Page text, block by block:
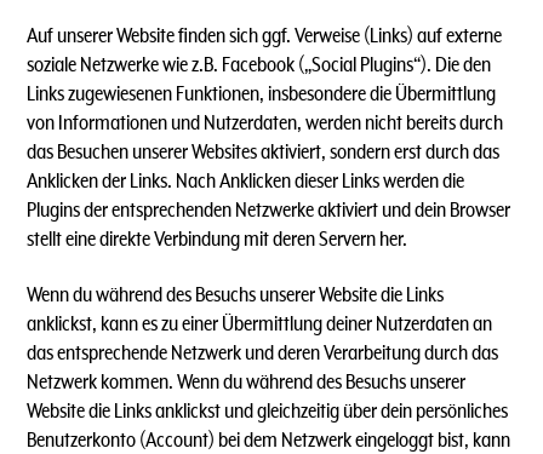
Auf unserer Website finden sich ggf. Verweise (Links) auf externe
soziale Netzwerke wie z.B. Facebook („Social Plugins“). Die den
Links zugewiesenen Funktionen, insbesondere die Übermittlung
von Informationen und Nutzerdaten, werden nicht bereits durch
das Besuchen unserer Websites aktiviert, sondern erst durch das
Anklicken der Links. Nach Anklicken dieser Links werden die
Plugins der entsprechenden Netzwerke aktiviert und dein Browser
stellt eine direkte Verbindung mit deren Servern her.
Wenn du während des Besuchs unserer Website die Links
anklickst, kann es zu einer Übermittlung deiner Nutzerdaten an
das entsprechende Netzwerk und deren Verarbeitung durch das
Netzwerk kommen. Wenn du während des Besuchs unserer
Website die Links anklickst und gleichzeitig über dein persönliches
Benutzerkonto (Account) bei dem Netzwerk eingeloggt bist, kann